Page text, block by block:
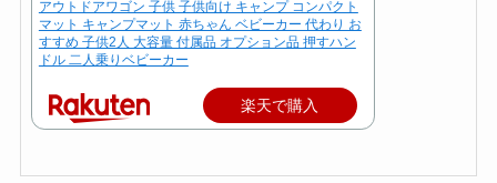
アウトドアワゴン 子供 子供向け キャンプ コンパクト
マット キャンプマット 赤ちゃん ベビーカー 代わり お
すすめ 子供2人 大容量 付属品 オプション品 押すハン
ドル 二人乗りベビーカー
楽天で購入